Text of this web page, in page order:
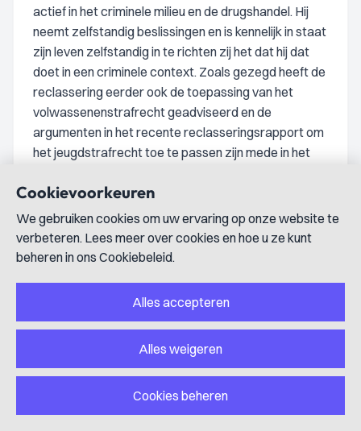
actief in het criminele milieu en de drugshandel. Hij
neemt zelfstandig beslissingen en is kennelijk in staat
zijn leven zelfstandig in te richten zij het dat hij dat
doet in een criminele context. Zoals gezegd heeft de
reclassering eerder ook de toepassing van het
volwassenenstrafrecht geadviseerd en de
argumenten in het recente reclasseringsrapport om
het jeugdstrafrecht toe te passen zijn mede in het
de rechtbank onvoldoende overtuigend. Gelet op het
voorgaande is de rechtbank van oordeel dat het
volwassenenstrafrecht toegepast dient te worden.
De op te leggen straf
Gelet op wat hiervoor is overwogen, is de rechtbank
van oordeel dat niet kan worden volstaan met een
lichtere of andere sanctie dan een straf die deels
onvoorwaardelijke vrijheidsbeneming van na te
melden duur met zich brengt.
De rechtbank heeft bij de bepaling van de
strafmodaliteit en strafmaat aansluiting gezocht bij
Cookievoorkeuren
We gebruiken cookies om uw ervaring op onze website te
verbeteren. Lees meer over cookies en hoe u ze kunt
beheren in ons Cookiebeleid.
Alles accepteren
Alles weigeren
Cookies beheren